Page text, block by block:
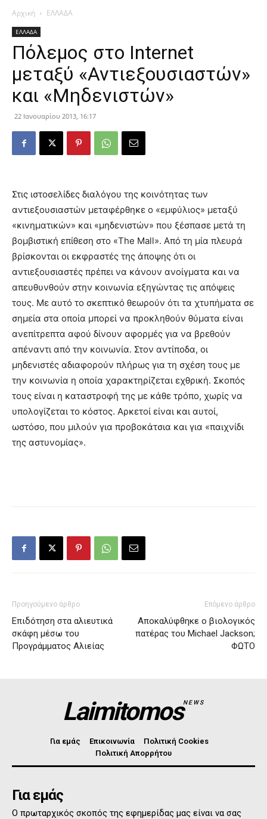
Αρχική ΕΛΛΑΔΑ
ΕΛΛΑΔΑ
Πόλεμος στο Internet
μεταξύ «Αντιεξουσιαστών»
και «Μηδενιστών»
22 Ιανουαρίου 2013, 16:17
Στις ιστοσελίδες διαλόγου της κοινότητας των
αντιεξουσιαστών μεταφέρθηκε ο «εμφύλιος» μεταξύ
«κινηματικών» και «μηδενιστών» που ξέσπασε μετά τη
βομβιστική επίθεση στο «The Mall». Από τη μία πλευρά
βρίσκονται οι εκφραστές της άποψης ότι οι
αντιεξουσιαστές πρέπει να κάνουν ανοίγματα και να
απευθυνθούν στην κοινωνία εξηγώντας τις απόψεις
τους. Με αυτό το σκεπτικό θεωρούν ότι τα χτυπήματα σε
σημεία στα οποία μπορεί να προκληθούν θύματα είναι
ανεπίτρεπτα αφού δίνουν αφορμές για να βρεθούν
απέναντι από την κοινωνία. Στον αντίποδα, οι
μηδενιστές αδιαφορούν πλήρως για τη σχέση τους με
την κοινωνία η οποία χαρακτηρίζεται εχθρική. Σκοπός
τους είναι η καταστροφή της με κάθε τρόπο, χωρίς να
υπολογίζεται το κόστος. Αρκετοί είναι και αυτοί,
ωστόσο, που μιλούν για προβοκάτσια και για «παιχνίδι
της αστυνομίας».
Προηγούμενο άρθρο
Επιδότηση στα αλιευτικά
σκάφη μέσω του
Προγράμματος Αλιείας
Επόμενο άρθρο
Αποκαλύφθηκε ο βιολογικός
πατέρας του Michael Jackson;
ΦΩΤΟ
LaimitomosNEWS
Για εμάς Επικοινωνία
Πολιτική Cookies
Πολιτική Απορρήτου
Για εμάς
Ο πρωταρχικός σκοπός της εφημερίδας μας είναι να σας